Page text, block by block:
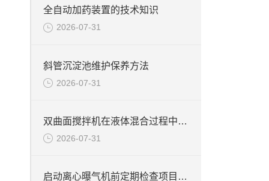
全自动加药装置的技术知识
2026-07-31
斜管沉淀池维护保养方法
2026-07-31
双曲面搅拌机在液体混合过程中的应用与优势分析
2026-07-31
启动离心曝气机前定期检查项目分析